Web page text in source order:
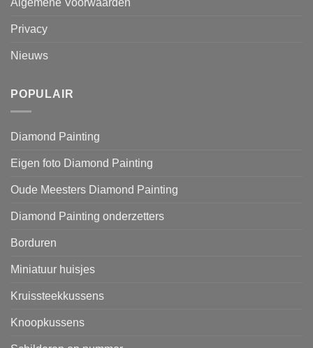
Algemene Voorwaarden
Privacy
Nieuws
POPULAIR
Diamond Painting
Eigen foto Diamond Painting
Oude Meesters Diamond Painting
Diamond Painting onderzetters
Borduren
Miniatuur huisjes
Kruissteekkussens
Knoopkussens